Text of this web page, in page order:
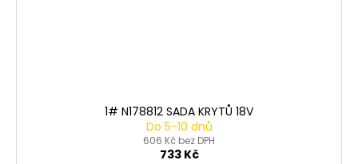
1# N178812 SADA KRYTŮ 18V
Do 5-10 dnů
606 Kč bez DPH
733 Kč